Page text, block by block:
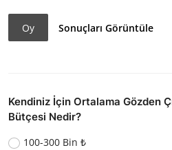
Oy Sonuçları Görüntüle
Kendiniz İçin Ortalama Gözden
Bütçesi Nedir?
100-300 Bin ₺